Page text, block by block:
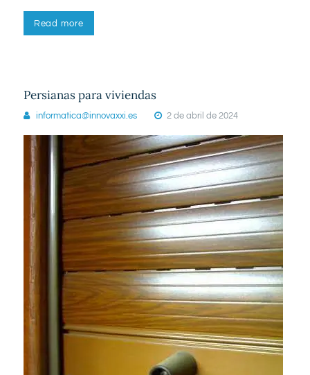
CONTACTO
L-V 09:00 - 19:00
Bilbao
944 260 024
Read more
Persianas para viviendas
informatica@innovaxxi.es 2 de abril de 2024